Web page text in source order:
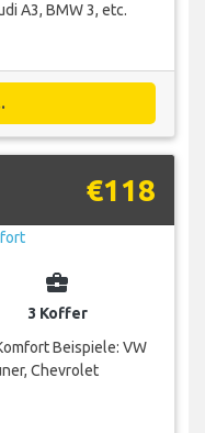
A3, BMW 3, etc.
€118
business_center
3 Koffer
Beispiele: VW
Chevrolet